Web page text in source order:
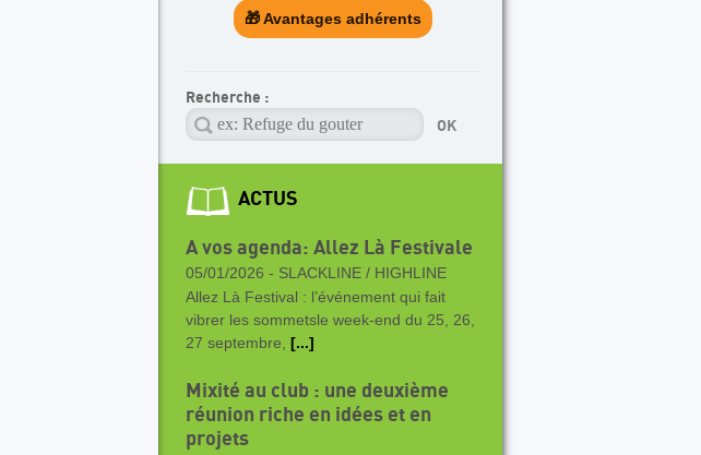
🎁 Avantages adhérents
Recherche :
ACTUS
A vos agenda: Allez Là Festivale
05/01/2026 - SLACKLINE / HIGHLINE
Allez Là Festival : l’événement qui fait
vibrer les sommetsle week-end du 25, 26,
27 septembre, [...]
Mixité au club : une deuxième
réunion riche en idées et en
projets